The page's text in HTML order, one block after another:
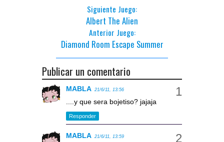
Siguiente Juego:
Albert The Alien
Anterior Juego:
Diamond Room Escape Summer
Publicar un comentario
MABLA 21/6/11, 13:56
....y que sera bojetiso? jajaja
Responder
MABLA 21/6/11, 13:59